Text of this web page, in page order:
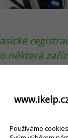
některá
vám
systémů
Používáme